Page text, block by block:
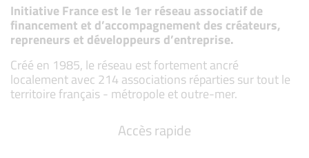
Initiative France est le 1er réseau associatif de
financement et d’accompagnement des créateurs,
repreneurs et développeurs d’entreprise.
Créé en 1985, le réseau est fortement ancré
localement avec 214 associations réparties sur tout le
territoire français - métropole et outre-mer.
Accès rapide